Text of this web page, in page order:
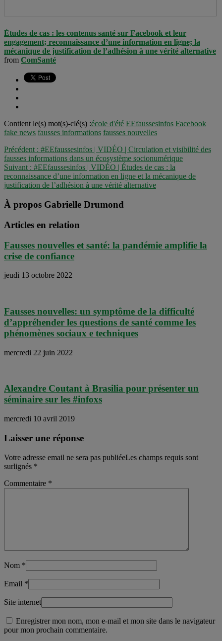
Études de cas : les contenus santé sur Facebook et leur
engagement; reconnaissance d’une information en ligne; la
mécanique de justification de l’adhésion à une vérité alternative
from ComSanté
Contient le(s) mot(s)-clé(s) :école d'été EEfaussesinfos Facebook
fake news fausses informations fausses nouvelles
Précédent : #EEfaussesinfos | VIDÉO | Circulation et visibilité des
fausses informations dans un écosystème socionumérique
Suivant : #EEfaussesinfos | VIDÉO | Études de cas : la
reconnaissance d’une information en ligne et la mécanique de
justification de l’adhésion à une vérité alternative
À propos Gabrielle Drumond
Articles en relation
Fausses nouvelles et santé: la pandémie amplifie la
crise de confiance
jeudi 13 octobre 2022
Fausses nouvelles: un symptôme de la difficulté
d’appréhender les questions de santé comme les
phénomènes sociaux e techniques
mercredi 22 juin 2022
Alexandre Coutant à Brasilia pour présenter un
séminaire sur les #infoxs
mercredi 10 avril 2019
Laisser une réponse
Votre adresse email ne sera pas publiéeLes champs requis sont
surlignés *
Commentaire *
Nom *
Email *
Site internet
Enregistrer mon nom, mon e-mail et mon site dans le navigateur
pour mon prochain commentaire.